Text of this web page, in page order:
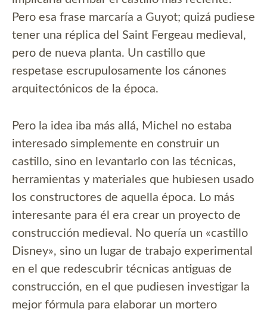
Pero esa frase marcaría a Guyot; quizá pudiese
tener una réplica del Saint Fergeau medieval,
pero de nueva planta. Un castillo que
respetase escrupulosamente los cánones
arquitectónicos de la época.
Pero la idea iba más allá, Michel no estaba
interesado simplemente en construir un
castillo, sino en levantarlo con las técnicas,
herramientas y materiales que hubiesen usado
los constructores de aquella época. Lo más
interesante para él era crear un proyecto de
construcción medieval. No quería un «castillo
Disney», sino un lugar de trabajo experimental
en el que redescubrir técnicas antiguas de
construcción, en el que pudiesen investigar la
mejor fórmula para elaborar un mortero